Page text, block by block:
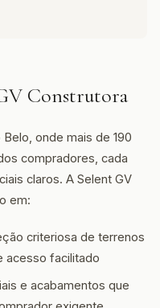
Construtora
onde mais de 190
compradores, cada
claros. A Selent GV
em:
criteriosa de terrenos
acesso facilitado
e acabamentos que